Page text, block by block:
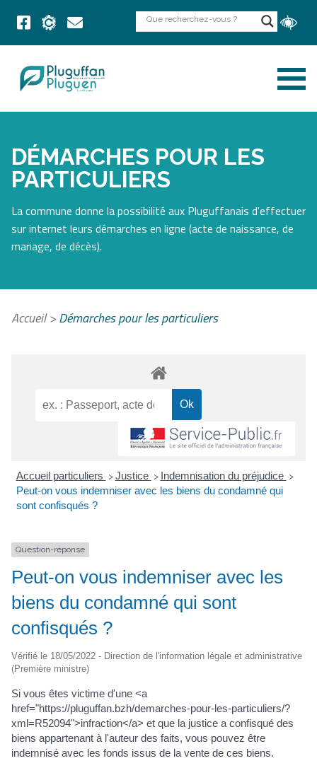
DÉMARCHES POUR LES
PARTICULIERS
La commune donne la possibilité aux Pluguffanais d'effectuer
sur internet leurs démarches en ligne (acte de naissance, de
mariage, de décès).
Accueil>Démarches pour les particuliers
Accueil particuliers > Justice > Indemnisation du préjudice >
Peut-on vous indemniser avec les biens du condamné qui
sont confisqués ?
Question-réponse
Peut-on vous indemniser avec les
biens du condamné qui sont
confisqués ?
Vérifié le 18/05/2022 - Direction de l'information légale et administrative
(Première ministre)
Si vous êtes victime d'une <a
href="https://pluguffan.bzh/demarches-pour-les-particuliers/?
xml=R52094">infraction</a> et que la justice a confisqué des
biens appartenant à l'auteur des faits, vous pouvez être
indemnisé avec les fonds issus de la vente de ces biens.